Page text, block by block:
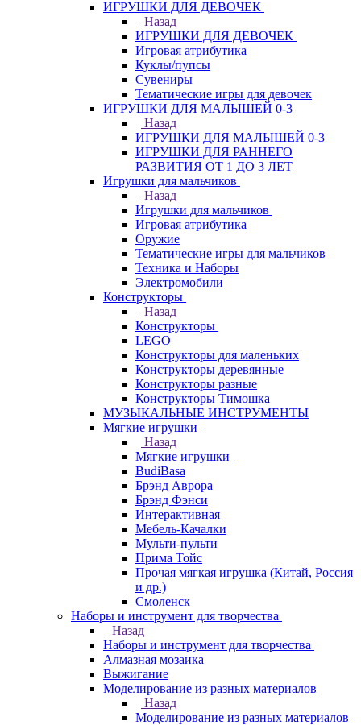
ИГРУШКИ ДЛЯ ДЕВОЧЕК
Назад
ИГРУШКИ ДЛЯ ДЕВОЧЕК
Игровая атрибутика
Куклы/пупсы
Сувениры
Тематические игры для девочек
ИГРУШКИ ДЛЯ МАЛЫШЕЙ 0-3
Назад
ИГРУШКИ ДЛЯ МАЛЫШЕЙ 0-3
ИГРУШКИ ДЛЯ РАННЕГО
РАЗВИТИЯ ОТ 1 ДО 3 ЛЕТ
Игрушки для мальчиков
Назад
Игрушки для мальчиков
Игровая атрибутика
Оружие
Тематические игры для мальчиков
Техника и Наборы
Электромобили
Конструкторы
Назад
Конструкторы
LEGO
Конструкторы для маленьких
Конструкторы деревянные
Конструкторы разные
Конструкторы Тимошка
МУЗЫКАЛЬНЫЕ ИНСТРУМЕНТЫ
Мягкие игрушки
Назад
Мягкие игрушки
BudiBasa
Брэнд Аврора
Брэнд Фэнси
Интерактивная
Мебель-Качалки
Мульти-пульти
Прима Тойс
Прочая мягкая игрушка (Китай, Россия
и др.)
Смоленск
Наборы и инструмент для творчества
Назад
Наборы и инструмент для творчества
Алмазная мозаика
Выжигание
Моделирование из разных материалов
Назад
Моделирование из разных материалов